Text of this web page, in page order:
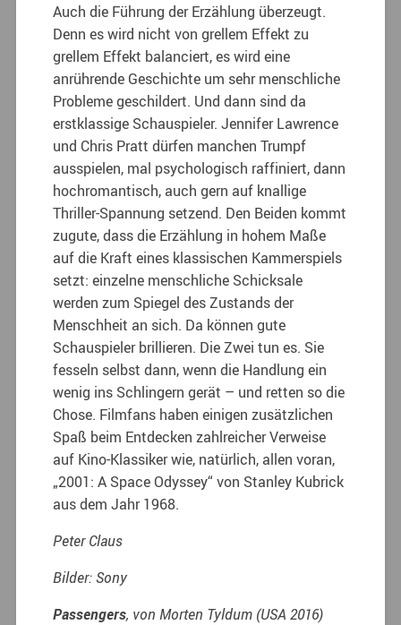
Auch die Führung der Erzählung überzeugt.
Denn es wird nicht von grellem Effekt zu
grellem Effekt balanciert, es wird eine
anrührende Geschichte um sehr menschliche
Probleme geschildert. Und dann sind da
erstklassige Schauspieler. Jennifer Lawrence
und Chris Pratt dürfen manchen Trumpf
ausspielen, mal psychologisch raffiniert, dann
hochromantisch, auch gern auf knallige
Thriller-Spannung setzend. Den Beiden kommt
zugute, dass die Erzählung in hohem Maße
auf die Kraft eines klassischen Kammerspiels
setzt: einzelne menschliche Schicksale
werden zum Spiegel des Zustands der
Menschheit an sich. Da können gute
Schauspieler brillieren. Die Zwei tun es. Sie
fesseln selbst dann, wenn die Handlung ein
wenig ins Schlingern gerät – und retten so die
Chose. Filmfans haben einigen zusätzlichen
Spaß beim Entdecken zahlreicher Verweise
auf Kino-Klassiker wie, natürlich, allen voran,
„2001: A Space Odyssey“ von Stanley Kubrick
aus dem Jahr 1968.
Peter Claus
Bilder: Sony
Passengers, von Morten Tyldum (USA 2016)